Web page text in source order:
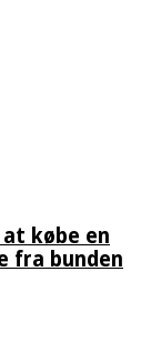
købe en
fra bunden